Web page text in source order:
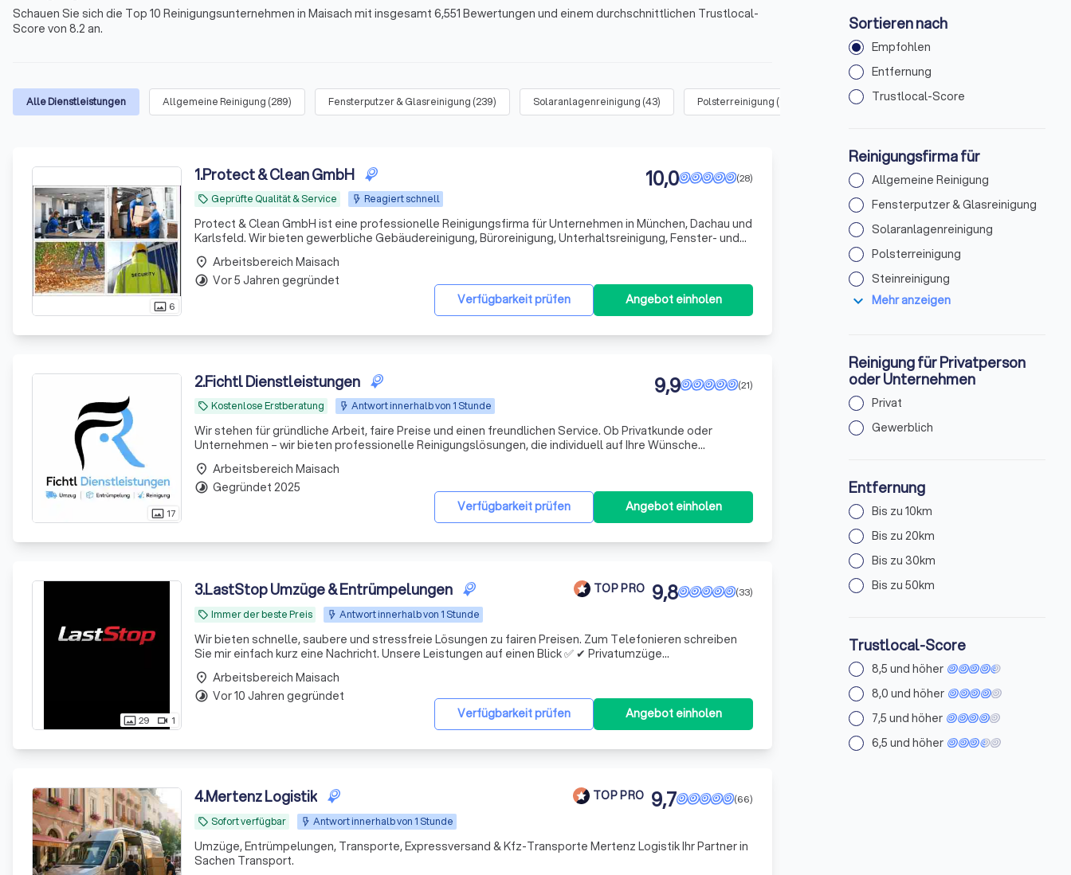
Schauen Sie sich die Top 10 Reinigungsunternehmen in Maisach mit insgesamt 6,551 Bewertungen und einem durchschnittlichen Trustlocal-
Score von 8.2 an.
Alle Dienstleistungen Allgemeine Reinigung (289) Fensterputzer & Glasreinigung (239) Solaranlagenreinigung (43) Polsterreinigung ( Steinreinigung(156) Teppichreinigung
photo_size_select_actual 6
1.Protect & Clean GmbH
local_offer Geprüfte Qualität & Service Reagiert schnell
(28)
10,0
Protect & Clean GmbH ist eine professionelle Reinigungsfirma für Unternehmen in München, Dachau und
Karlsfeld. Wir bieten gewerbliche Gebäudereinigung, Büroreinigung, Unterhaltsreinigung, Fenster- und
Glasreinigung, Veranstaltungsreinigung, Grundreinigung sowie Sonderreinigungen für Firmen, Praxen,
Verfügbarkeit prüfen Angebot einholen
place Arbeitsbereich Maisach
timelapse Vor 5 Jahren gegründet
photo_size_select_actual 17
2.Fichtl Dienstleistungen
local_offer Kostenlose Erstberatung Antwort innerhalb von 1 Stunde
(21)
9,9
Wir stehen für gründliche Arbeit, faire Preise und einen freundlichen Service. Ob Privatkunde oder
Unternehmen – wir bieten professionelle Reinigungslösungen, die individuell auf Ihre Wünsche
abgestimmt sind\. Unsere Leistungen: - Unterhaltsreinigung - Büroreinigung - Treppenhausreinigung -
Praxis
Verfügbarkeit prüfen Angebot einholen
place Arbeitsbereich Maisach
timelapse Gegründet 2025
photo_size_select_actual29 videocam 1
3.LastStop Umzüge & Entrümpelungen TOP PRO
local_offer Immer der beste Preis Antwort innerhalb von 1 Stunde
(33)
9,8
Wir bieten schnelle, saubere und stressfreie Lösungen zu fairen Preisen. Zum Telefonieren schreiben
Sie mir einfach kurz eine Nachricht. Unsere Leistungen auf einen Blick ✅ ✔ Privatumzüge
✔Entrümpelungen ✔Haushaltsauflösungen ✔ Firmen- und Büroumzüge ✔ Seniorenumzüge ✔ Nah- und
Fernumzüge ✔ Europ
Verfügbarkeit prüfen
Angebot einholen
place Arbeitsbereich Maisach
timelapse Vor 10 Jahren gegründet
4.Mertenz Logistik TOP PRO
local_offer Sofort verfügbar Antwort innerhalb von 1 Stunde
(66)
9,7
Umzüge, Entrümpelungen, Transporte, Expressversand & Kfz-Transporte Mertenz Logistik Ihr Partner in
Sachen Transport.
Sortieren nach
Empfohlen
Entfernung
Trustlocal-Score
Reinigungsfirma für
Allgemeine Reinigung
Fensterputzer & Glasreinigung
Solaranlagenreinigung
Polsterreinigung
Steinreinigung
expand_more Mehr anzeigen
Reinigung für Privatperson
oder Unternehmen
Privat
Gewerblich
Entfernung
Bis zu 10km
Bis zu 20km
Bis zu 30km
Bis zu 50km
Trustlocal-Score
8,5 und höher
8,0 und höher
7,5 und höher
6,5 und höher